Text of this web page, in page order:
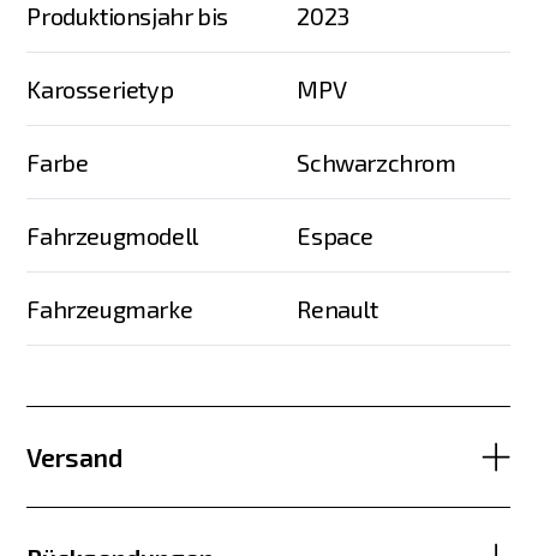
Produktionsjahr bis 2023
Karosserietyp MPV
Farbe Schwarzchrom
Fahrzeugmodell Espace
Fahrzeugmarke Renault
Versand